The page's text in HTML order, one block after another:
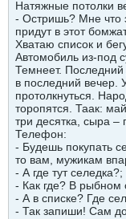
Натяжные потолки
- Остришь? Мне что
придут в этот
Хватаю список и
Автомобиль из-под
Темнеет. Последний
в последний вечер.
протолкнуться.
торопятся. Таак:
три десятка, сыра –
Телефон:
- Будешь покупать
то вам, мужикам
- А где тут селедка?;
- Как где? В рыбном
- А в списке? Где
- Так запиши! Сам